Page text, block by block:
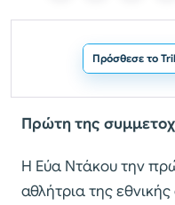
Πρόσθεσε το
Πρώτη της
Η Εύα Ντάκου την
αθλήτρια της